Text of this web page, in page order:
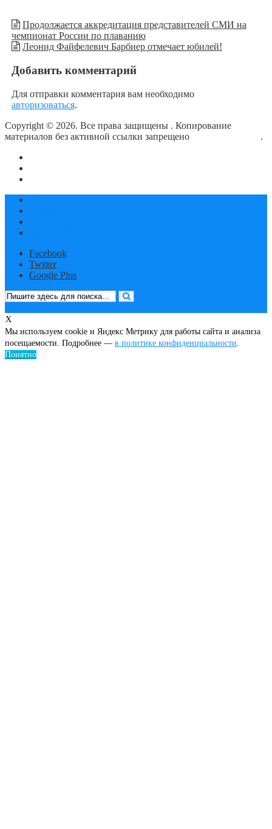
Продолжается аккредитация представителей СМИ на
чемпионат России по плаванию
Леонид Файфелевич Барбиер отмечает юбилей!
Добавить комментарий
Для отправки комментария вам необходимо
авторизоваться.
Copyright © 2026. Все права защищены . Копирование
материалов без активной ссылки запрещено
.
Facebook
Twitter
Google Plus
X
Мы используем cookie и Яндекс Метрику для работы сайта и анализа
посещаемости. Подробнее — в политике конфиденциальности
Понятно